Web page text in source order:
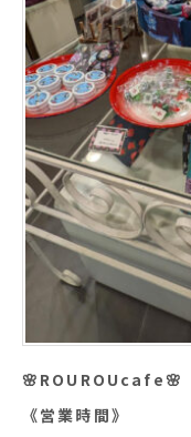
🌸ROUROUcafe🌸
《営業時間》